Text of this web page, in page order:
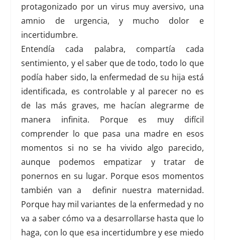
protagonizado por un virus muy aversivo, una
amnio de urgencia, y mucho dolor e
incertidumbre.
Entendía cada palabra, compartía cada
sentimiento, y el saber que de todo, todo lo que
podía haber sido, la enfermedad de su hija está
identificada, es controlable y al parecer no es
de las más graves, me hacían alegrarme de
manera infinita. Porque es muy difícil
comprender lo que pasa una madre en esos
momentos si no se ha vivido algo parecido,
aunque podemos empatizar y tratar de
ponernos en su lugar. Porque esos momentos
también van a definir nuestra maternidad.
Porque hay mil variantes de la enfermedad y no
va a saber cómo va a desarrollarse hasta que lo
haga, con lo que esa incertidumbre y ese miedo